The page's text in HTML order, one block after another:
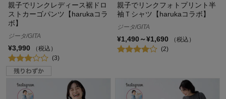
親子でリンクレディース裾ドロ
ストカーゴパンツ【harukaコラ
ボ】
ジータ/GITA
¥3,990
（税込）
(3)
親子でリンクフォトプリント半
袖Ｔシャツ【harukaコラボ】
ジータ/GITA
¥1,490～¥1,690
（税込）
(2)